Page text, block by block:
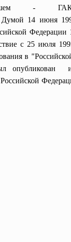
-
Думой 14 июня
Федерации
с 25 июля
в
опубликован
Российской